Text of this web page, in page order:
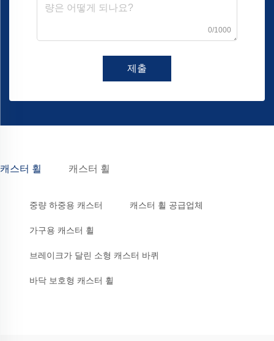
0/1000
제출
캐스터 휠 캐스터 휠
중량 하중용 캐스터 캐스터 휠 공급업체
가구용 캐스터 휠
브레이크가 달린 소형 캐스터 바퀴
바닥 보호형 캐스터 휠